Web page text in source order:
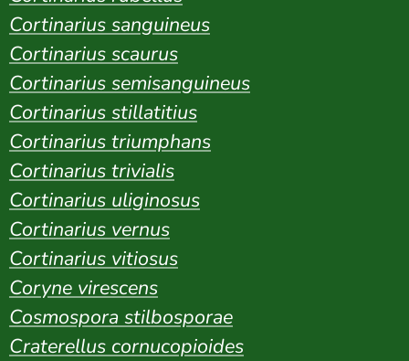
Cortinarius sanguineus
Cortinarius scaurus
Cortinarius semisanguineus
Cortinarius stillatitius
Cortinarius triumphans
Cortinarius trivialis
Cortinarius uliginosus
Cortinarius vernus
Cortinarius vitiosus
Coryne virescens
Cosmospora stilbosporae
Craterellus cornucopioides